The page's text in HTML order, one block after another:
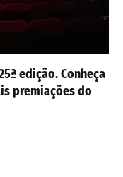
edição. Conheça
premiações do